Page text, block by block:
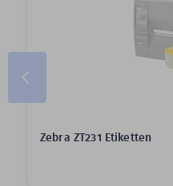
Zebra ZT231 Etiketten